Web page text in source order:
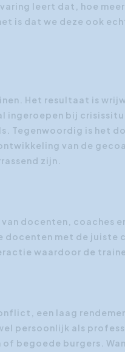
leert dat, hoe
is dat we deze ook
Het resultaat is
ingeroepen bij
Tegenwoordig is het
van de
zijn.
docenten, coaches
docenten met de juiste
waardoor de
een laag
persoonlijk als
begoede burgers.